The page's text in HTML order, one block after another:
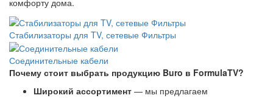
комфорту дома.
Стабилизаторы для TV, сетевые Фильтры
Соединительные кабели
Почему стоит выбрать продукцию Buro в FormulaTV?
Широкий ассортимент — мы предлагаем